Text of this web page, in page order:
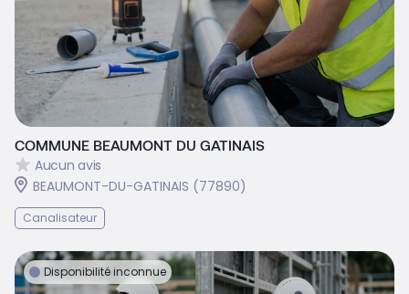
COMMUNE BEAUMONT DU GATINAIS
Aucun avis
BEAUMONT-DU-GATINAIS (77890)
Canalisateur
Disponibilité inconnue